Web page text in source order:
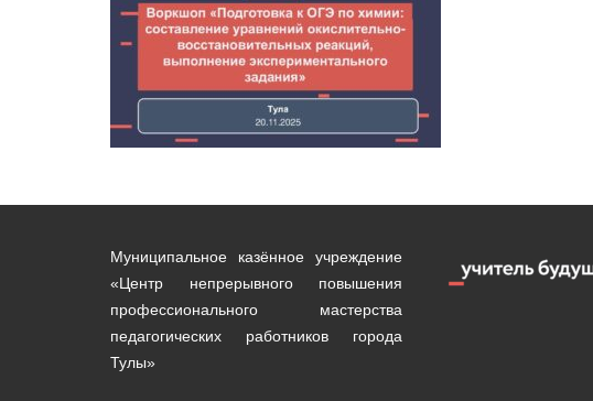
Муниципальное казённое учреждение
«Центр непрерывного повышения
профессионального мастерства
педагогических работников города
Тулы»